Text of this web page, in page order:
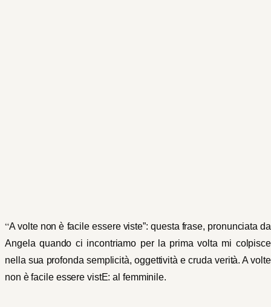
“A volte non è facile essere viste”: questa frase, pronunciata da
Angela quando ci incontriamo per la prima volta mi colpisce
nella sua profonda semplicità, oggettività e cruda verità. A volte
non è facile essere vistE: al femminile.